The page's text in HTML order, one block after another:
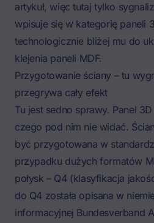
artykuł, więc tutaj tylko
wpisuje się w kategorię paneli
technologicznie bliżej mu do
klejenia paneli MDF.
Przygotowanie ściany – tu
przegrywa cały efekt
Tu jest sedno sprawy. Panel
czego pod nim nie widać.
być przygotowana w
przypadku dużych formatów
połysk – Q4 (klasyfikacja
do Q4 została opisana w
informacyjnej Bundesverband